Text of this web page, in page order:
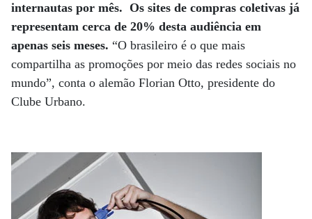
internautas por mês. Os sites de compras coletivas já
representam cerca de 20% desta audiência em
apenas seis meses. “O brasileiro é o que mais
compartilha as promoções por meio das redes sociais no
mundo”, conta o alemão Florian Otto, presidente do
Clube Urbano.